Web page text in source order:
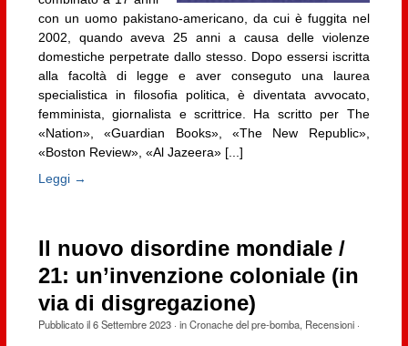
con un uomo pakistano-americano, da cui è fuggita nel
2002, quando aveva 25 anni a causa delle violenze
domestiche perpetrate dallo stesso. Dopo essersi iscritta
alla facoltà di legge e aver conseguto una laurea
specialistica in filosofia politica, è diventata avvocato,
femminista, giornalista e scrittrice. Ha scritto per The
«Nation», «Guardian Books», «The New Republic»,
«Boston Review», «Al Jazeera» [...]
Leggi →
Il nuovo disordine mondiale /
21: un’invenzione coloniale (in
via di disgregazione)
Pubblicato il6 Settembre 2023· inCronache del pre-bomba, Recensioni·